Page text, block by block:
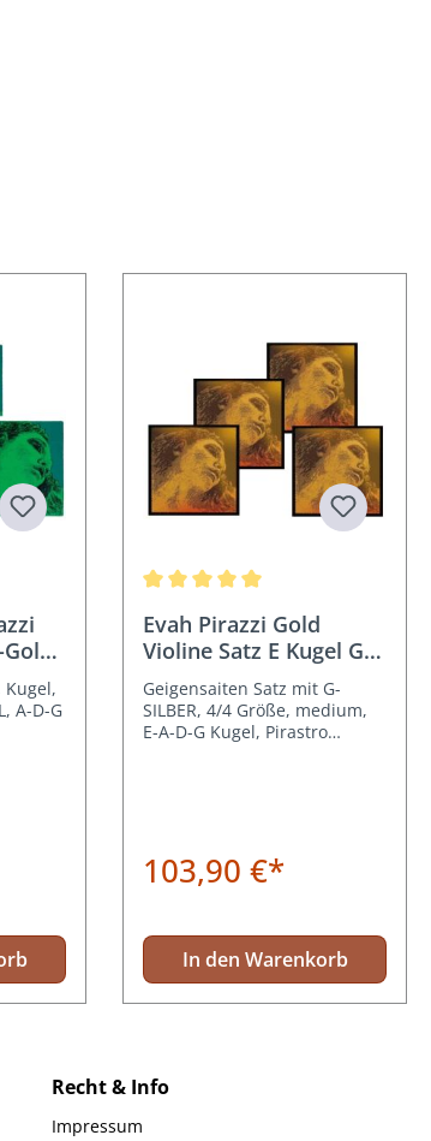
Gold
Kugel,
A-D-G
Evah Pirazzi Gold
Violine Satz E Kugel G
Silber
Geigensaiten Satz mit G-
SILBER, 4/4 Größe, medium,
E-A-D-G Kugel, Pirastro
103,90 €*
In den Warenkorb
Recht & Info
Impressum